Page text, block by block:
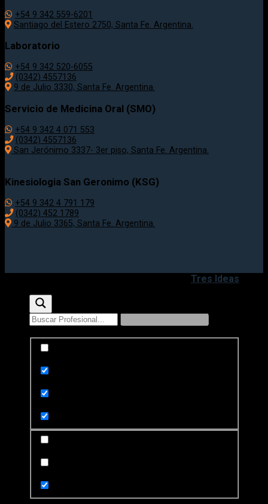
+54 9 342 559-6201
Santiago del Estero 2750, Santa Fe. Argentina.
Laboratorio
+54 9 342 520-6055
(0342) 4557136
9 de Julio 3330, Santa Fe. Argentina.
Servicio de Medicina Oral (SMO)
+54 9 342 4 071 553
(0342) 4557136
San Jerónimo 3337- 3er piso, Santa Fe. Argentina.
Kinesiologia San Geronimo (KSG)
+54 9 342 4 791 179
(0342) 452 1789
9 de Julio 3365, Santa Fe. Argentina.
Tres Ideas